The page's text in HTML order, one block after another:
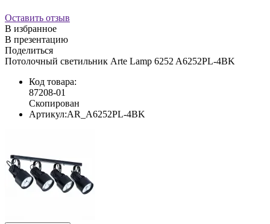
Оставить отзыв
В избранное
В презентацию
Поделиться
Потолочный светильник Arte Lamp 6252 A6252PL-4BK
Код товара:
87208-01
Скопирован
Артикул:AR_A6252PL-4BK